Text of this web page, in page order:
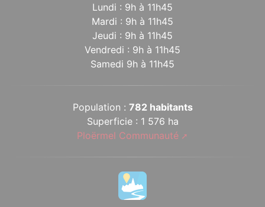
Lundi : 9h à 11h45
Mardi : 9h à 11h45
Jeudi : 9h à 11h45
Vendredi : 9h à 11h45
Samedi 9h à 11h45
Population : 782 habitants
Superficie : 1 576 ha
Ploërmel Communauté